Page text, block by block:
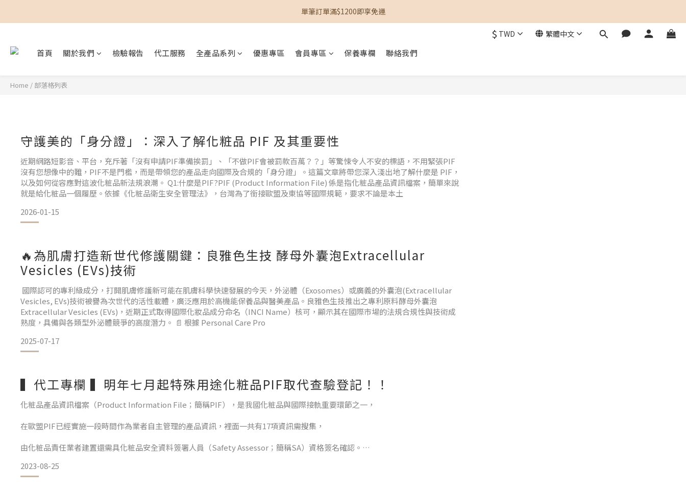
加入會員立即贈$100購物金
單筆訂單滿$1200即享免運
$ TWD 繁體中文
首頁 關於我們 檢驗報告 代工服務 全產品系列 優惠專區 會員專區 保養專欄 聯絡我們
Home / 部落格列表
守護美的「身分證」：深入了解化粧品 PIF 及其重要性
近期網路短影音、平台，充斥著「沒有申請PIF準備挨罰」、「不做PIF會被罰款百萬？？」等驚悚令人不安的標語，不用緊張PIF
沒有您想像中的難，PIF不是門檻，而是帶領您的產品走向國際及合規的「身分證」。這篇文章將帶您深入淺出地了解什麼是 PIF，
以及如何從容應對這波化粧品新法規浪潮。 Q1:什麼是PIF?PIF (Product Information File) 係是指化粧品產品資訊檔案，簡單來說
就是給化粧品一個履歷。依據《化粧品衛生安全管理法》，台灣為了銜接歐盟及東協等國際規範，要求不論是本土
2026-01-15
🔥為肌膚打造新世代修護關鍵：良雅色生技 酵母外囊泡Extracellular
Vesicles (EVs)技術
國際認可的專利級成分，打開肌膚修護新可能在肌膚科學快速發展的今天，外泌體（Exosomes）或廣義的外囊泡(Extracellular
Vesicles, EVs)技術被譽為次世代的活性載體，廣泛應用於高機能保養品與醫美產品。良雅色生技推出之專利原料酵母外囊泡
Extracellular Vesicles (EVs)，近期正式取得國際化妝品成分命名（INCI Name）核可，顯示其在國際市場的法規合規性與技術成
熟度，具備與各類型外泌體競爭的高度潛力。 📄 根據 Personal Care Pro
2025-07-17
▍代工專欄 ▍明年七月起特殊用途化粧品PIF取代查驗登記！！
化粧品產品資訊檔案（Product Information File；簡稱PIF），是我國化粧品與國際接軌重要環節之一，
在歐盟PIF已經實施一段時間作為業者自主管理的產品資訊，裡面一共有17項資訊需搜集，
由化粧品責任業者建置還需具化粧品安全資料簽署人員（Safety Assessor；簡稱SA）資格簽名確認。
2023-08-25